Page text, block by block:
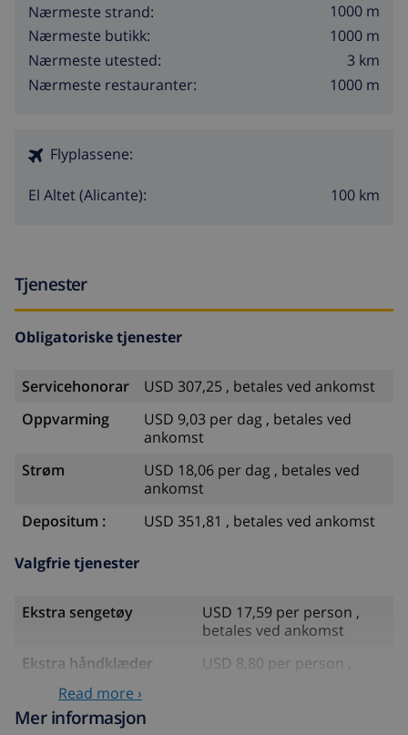
Nærmeste strand:
1000 m
Nærmeste butikk:
1000 m
Nærmeste utested:
3 km
Nærmeste restauranter:
1000 m
Flyplassene:
El Altet (Alicante): 100 km
Tjenester
Obligatoriske tjenester
Servicehonorar
USD 307,25 , betales ved ankomst
Oppvarming
USD 9,03 per dag , betales ved
ankomst
Strøm
USD 18,06 per dag , betales ved
ankomst
Depositum :
USD 351,81 , betales ved ankomst
Valgfrie tjenester
Ekstra sengetøy
USD 17,59 per person ,
betales ved ankomst
Ekstra håndklæder
USD 8,80 per person ,
Sen utsjekking
Read more ›
Mer informasjon